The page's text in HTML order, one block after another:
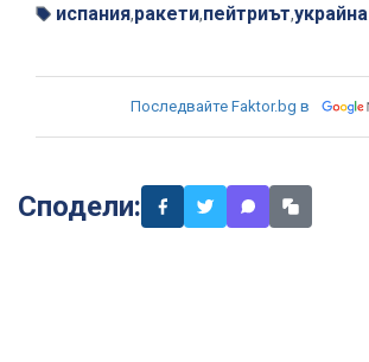
испания,ракети,пейтриът,украйна
Последвайте Faktor.bg в
Сподели: